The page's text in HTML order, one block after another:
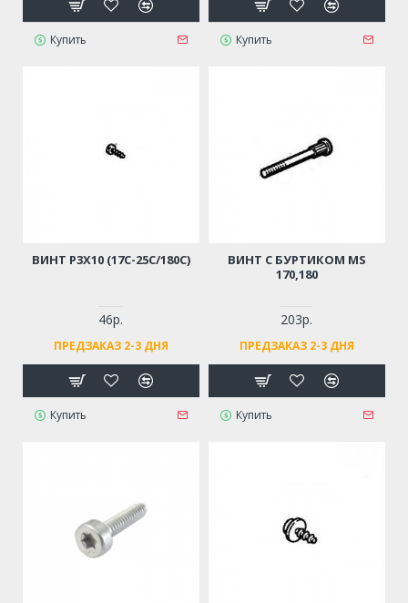
Купить Купить
ВИНТ Р3Х10 (17С-25С/180С)
46р.
ПРЕДЗАКАЗ 2-3 ДНЯ
Купить
ВИНТ С БУРТИКОМ MS
170,180
203р.
ПРЕДЗАКАЗ 2-3 ДНЯ
Купить